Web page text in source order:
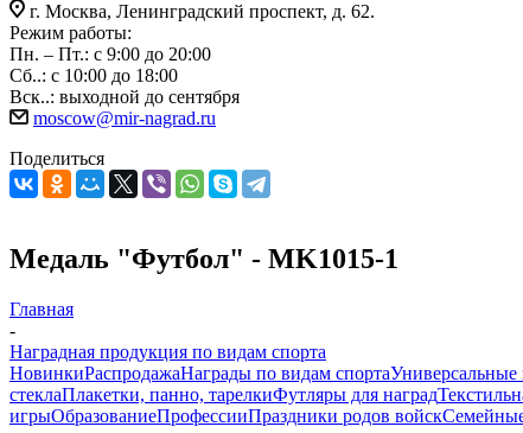
г. Москва, Ленинградский проспект, д. 62.
Режим работы:
Пн. – Пт.: с 9:00 до 20:00
Сб..: с 10:00 до 18:00
Вск..: выходной до сентября
moscow@mir-nagrad.ru
Поделиться
Медаль "Футбол" - MK1015-1
Главная
-
Наградная продукция по видам спорта
НовинкиРаспродажаНаграды по видам спортаУниверсальные
стеклаПлакетки, панно, тарелкиФутляры для наград
игрыОбразованиеПрофессииПраздники родов войск